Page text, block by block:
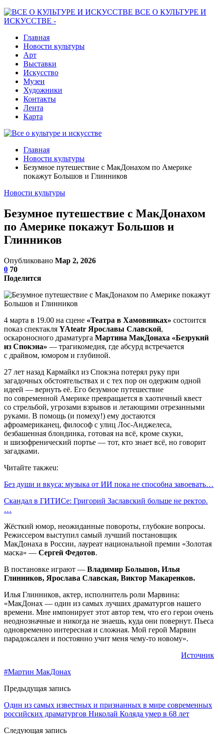
ВСЕ О КУЛЬТУРЕ И
ИСКУССТВЕ -
Главная
Новости культуры
Арт
Выставки
Искусство
Музеи
Художники
Контакты
Лента
Карта
Главная
Новости культуры
Безумное путешествие с МакДонахом по Америке
покажут Большов и Глинников
Новости культуры
Безумное путешествие с МакДонахом
по Америке покажут Большов и
Глинников
Опубликовано Мар 2, 2026
0 70
Поделится
4 марта в 19.00 на сцене «Театра в Хамовниках» состоится
показ спектакля YAteatr Ярославы Славской,
оскароносного драматурга Мартина МакДонаха «Безрукий
из Спокэна» — трагикомедия, где абсурд встречается
с драйвом, юмором и глубиной.
27 лет назад Кармайкл из Спокэна потерял руку при
загадочных обстоятельствах и с тех пор он одержим одной
идеей — вернуть её. Его безумное путешествие
по современной Америке превращается в хаотичный квест
со стрельбой, угрозами взрывов и летающими отрезанными
руками. В помощь (и помеху!) ему достаются
афроамериканец, философ с улиц Лос-Анджелеса,
безбашенная блондинка, готовая на всё, кроме скуки,
и шизофренический портье — тот, кто знает всё, но говорит
загадками.
Читайте такжеu:
Без души и вкуса: музыка от ИИ пока не способна завоевать…
Скандал в ГИТИСе: Григорий Заславский больше не ректор.
…
Жёсткий юмор, неожиданные повороты, глубокие вопросы.
Режиссером выступил самый лучший постановщик
МакДонаха в России, лауреат национальной премии «Золотая
маска» — Сергей Федотов.
В постановке играют — Владимир Большов, Илья
Глинников, Ярослава Славская, Виктор Макаренков.
Илья Глинников, актер, исполнитель роли Марвина:
«МакДонах — один из самых лучших драматургов нашего
времени. Мне импонирует этот автор тем, что его герои очень
неоднозначные и никогда не знаешь, куда они повернут. Пьеса
одновременно интересная и сложная. Мой герой Марвин
парадоксален и постоянно учит меня чему-то новому».
Источник
#Мартин МакДонах
Предыдущая запись
Один из самых известных и признанных в мире современных
российских драматургов Николай Коляда умер в 68 лет
Следующая запись